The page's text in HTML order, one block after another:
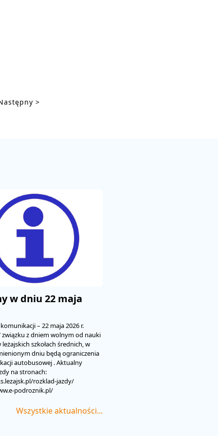
>
w dniu 22 maja
– 22 maja 2026 r.
związku z dniem wolnym od nauki
szkołach średnich, w
dniu będą ograniczenia
autobusowej . Aktualny
na stronach:
rozklad-jazdy/
podroznik.pl/
Wszystkie aktualności...